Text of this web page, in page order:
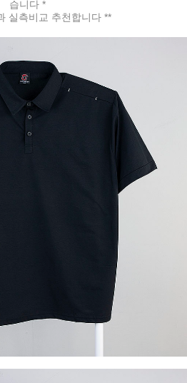
습니다 *
실측비교 추천합니다 **